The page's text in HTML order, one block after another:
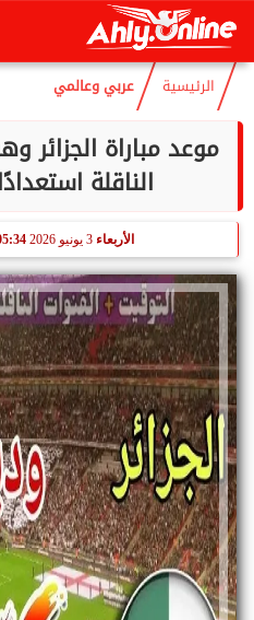
الجمعة
الرئيسية عربي وعالمي
موعد مباراة الجزائر
الناقلة
الأربعاء 05:34